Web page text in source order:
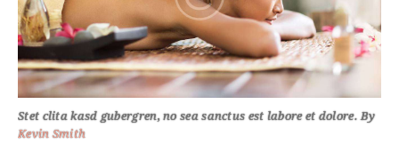
Stet clita kasd gubergren, no sea sanctus est labore et dolore. By
Kevin Smith